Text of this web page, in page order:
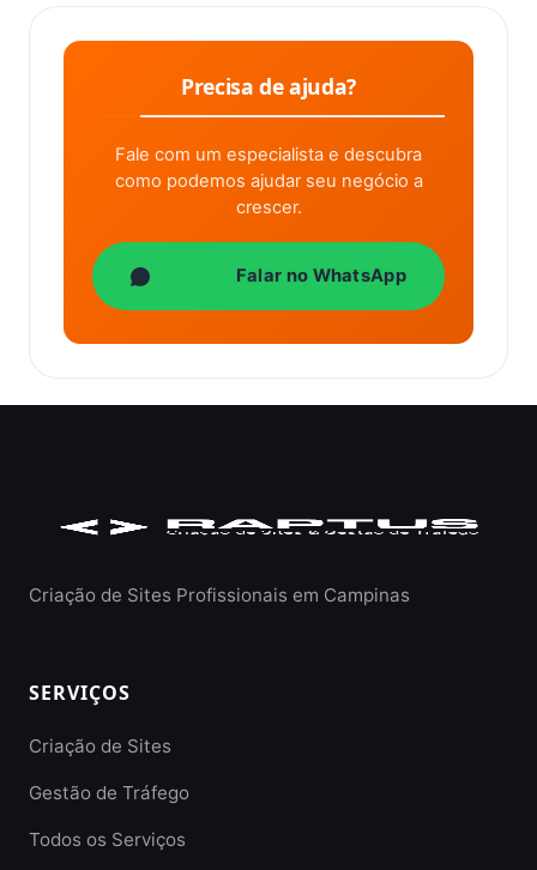
Precisa de ajuda?
Fale com um especialista e descubra
como podemos ajudar seu negócio a
crescer.
Falar no WhatsApp
Criação de Sites Profissionais em Campinas
SERVIÇOS
Criação de Sites
Gestão de Tráfego
Todos os Serviços